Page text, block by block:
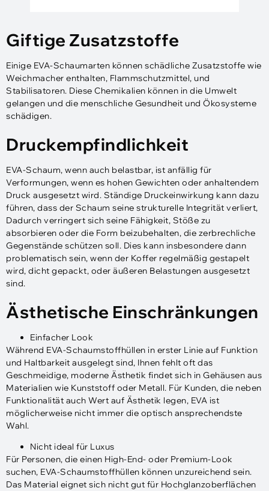
Giftige Zusatzstoffe
Einige EVA-Schaumarten können schädliche Zusatzstoffe wie
Weichmacher enthalten, Flammschutzmittel, und
Stabilisatoren. Diese Chemikalien können in die Umwelt
gelangen und die menschliche Gesundheit und Ökosysteme
schädigen.
Druckempfindlichkeit
EVA-Schaum, wenn auch belastbar, ist anfällig für
Verformungen, wenn es hohen Gewichten oder anhaltendem
Druck ausgesetzt wird. Ständige Druckeinwirkung kann dazu
führen, dass der Schaum seine strukturelle Integrität verliert,
Dadurch verringert sich seine Fähigkeit, Stöße zu
absorbieren oder die Form beizubehalten, die zerbrechliche
Gegenstände schützen soll. Dies kann insbesondere dann
problematisch sein, wenn der Koffer regelmäßig gestapelt
wird, dicht gepackt, oder äußeren Belastungen ausgesetzt
sind.
Ästhetische Einschränkungen
Einfacher Look
Während EVA-Schaumstoffhüllen in erster Linie auf Funktion
und Haltbarkeit ausgelegt sind, Ihnen fehlt oft das
Geschmeidige, moderne Ästhetik findet sich in Gehäusen aus
Materialien wie Kunststoff oder Metall. Für Kunden, die neben
Funktionalität auch Wert auf Ästhetik legen, EVA ist
möglicherweise nicht immer die optisch ansprechendste
Wahl.
Nicht ideal für Luxus
Für Personen, die einen High-End- oder Premium-Look
suchen, EVA-Schaumstoffhüllen können unzureichend sein.
Das Material eignet sich nicht gut für Hochglanzoberflächen